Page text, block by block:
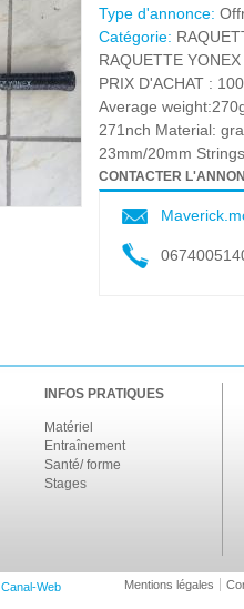
Type d'annonce:
Catégorie:
RAQUETTE
PRIX D'ACHAT :
Average
271nch Material:
23mm/20mm
CONTACTER
INFOS PRATIQUES
Matériel
Entraînement
Santé/ forme
Stages
Canal-Web Mentions légales